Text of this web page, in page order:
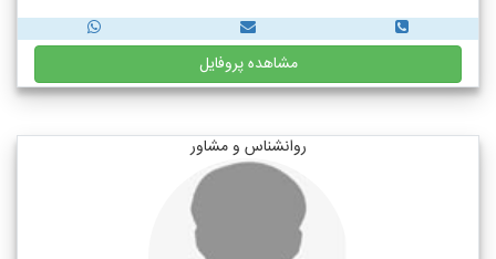
مشاهده پروفایل
روانشناس و مشاور